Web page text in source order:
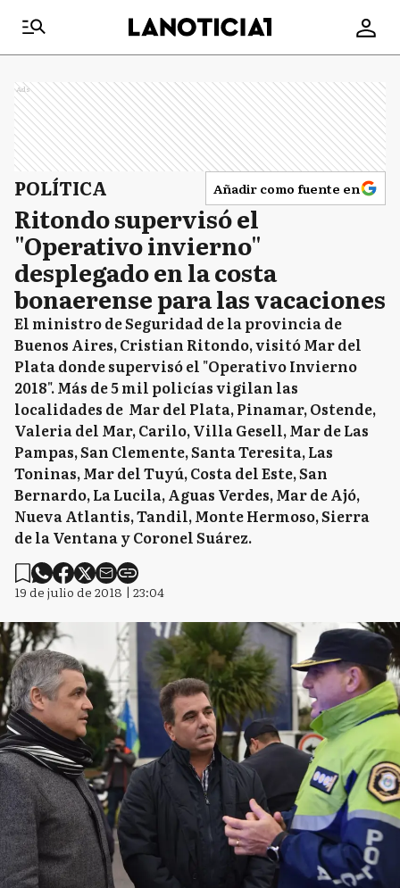
Ads
POLÍTICA Añadir como fuente en
Ritondo supervisó el
"Operativo invierno"
desplegado en la costa
bonaerense para las vacaciones
El ministro de Seguridad de la provincia de
Buenos Aires, Cristian Ritondo, visitó Mar del
Plata donde supervisó el "Operativo Invierno
2018". Más de 5 mil policías vigilan las
localidades de Mar del Plata, Pinamar, Ostende,
Valeria del Mar, Carilo, Villa Gesell, Mar de Las
Pampas, San Clemente, Santa Teresita, Las
Toninas, Mar del Tuyú, Costa del Este, San
Bernardo, La Lucila, Aguas Verdes, Mar de Ajó,
Nueva Atlantis, Tandil, Monte Hermoso, Sierra
de la Ventana y Coronel Suárez.
19 de julio de 2018 | 23:04